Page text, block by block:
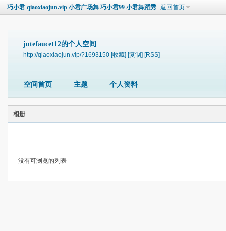
巧小君 qiaoxiaojun.vip 小君广场舞 巧小君99 小君舞蹈秀 返回首页
jutefaucet12的个人空间
http://qiaoxiaojun.vip/?1693150 [收藏] [复制] [RSS]
空间首页 主题 个人资料
相册
没有可浏览的列表